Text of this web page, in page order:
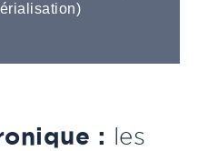
: les